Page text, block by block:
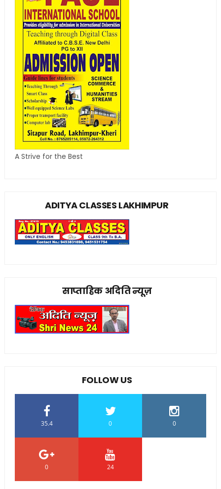
A Strive for the Best
ADITYA CLASSES LAKHIMPUR
साप्ताहिक अदिति न्यूज़
FOLLOW US
35.4 0 0
0 24